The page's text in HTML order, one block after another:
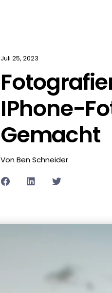
Juli 25, 2023
IPhone-
Gemacht
Von Ben Schneider